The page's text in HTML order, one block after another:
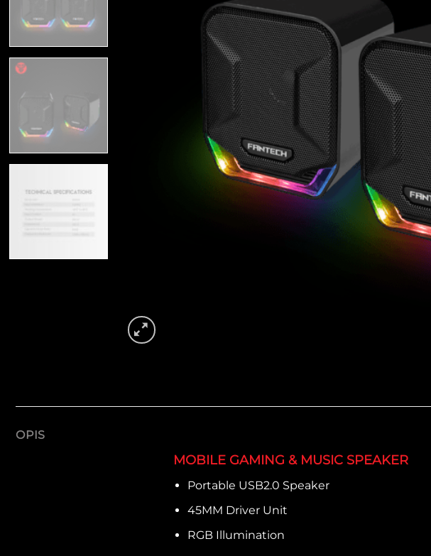
OPIS
MOBILE GAMING & MUSIC SPEAKER
Portable USB2.0 Speaker
45MM Driver Unit
RGB Illumination